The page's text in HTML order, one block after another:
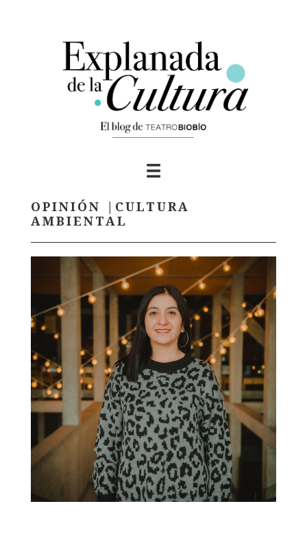
OPINIÓN |CULTURA
AMBIENTAL